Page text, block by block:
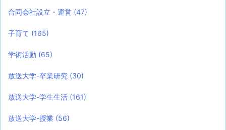
合同会社設立・運営 (47)
子育て (165)
学術活動 (65)
放送大学-卒業研究 (30)
放送大学-学生生活 (161)
放送大学-授業 (56)